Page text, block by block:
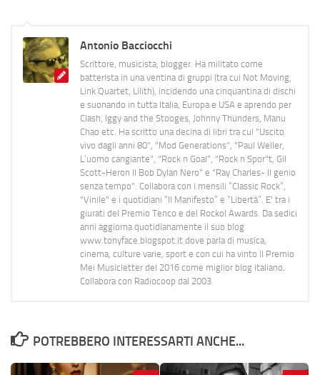
Antonio Bacciocchi
Scrittore, musicista, blogger. Ha militato come
batterista in una ventina di gruppi (tra cui Not Moving,
Link Quartet, Lilith), incidendo una cinquantina di dischi
e suonando in tutta Italia, Europa e USA e aprendo per
Clash, Iggy and the Stooges, Johnny Thunders, Manu
Chao etc. Ha scritto una decina di libri tra cui "Uscito
vivo dagli anni 80", "Mod Generations", "Paul Weller,
L’uomo cangiante", "Rock n Goal", "Rock n Spor"t, Gil
Scott-Heron Il Bob Dylan Nero" e "Ray Charles- Il genio
senza tempo". Collabora con i mensili “Classic Rock”,
"Vinile" e i quotidiani “Il Manifesto” e “Libertà”. E' tra i
giurati del Premio Tenco e del Rockol Awards. Da sedici
anni aggiorna quotidianamente il suo blog
www.tonyface.blogspot.it dove parla di musica,
cinema, culture varie, sport e con cui ha vinto il Premio
Mei Musicletter del 2016 come miglior blog italiano.
Collabora con Radiocoop dal 2003.
POTREBBERO INTERESSARTI ANCHE...